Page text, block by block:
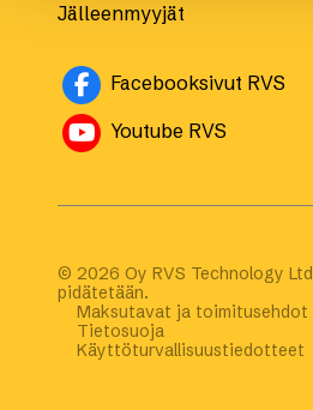
Jälleenmyyjät
Facebooksivut RVS
Youtube RVS
© 2026 Oy RVS Technology
pidätetään.
Maksutavat ja toimitusehdot
Tietosuoja
Käyttöturvallisuustiedotteet